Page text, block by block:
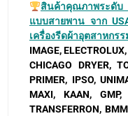
สินค้าคุณภาพระดับ
แบบสายพาน จาก
เครื่องรีดผ้าอุตสาหกร
IMAGE,
CHICAGO DRYER,
PRIMER, IPSO,
MAXI, KAAN, GMP,
TRANSFERRON,